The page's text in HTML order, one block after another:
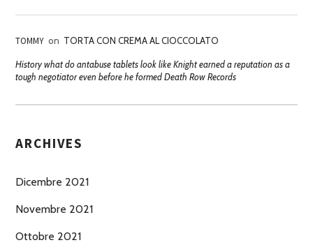
TOMMY on TORTA CON CREMA AL CIOCCOLATO
History what do antabuse tablets look like Knight earned a reputation as a
tough negotiator even before he formed Death Row Records
ARCHIVES
Dicembre 2021
Novembre 2021
Ottobre 2021